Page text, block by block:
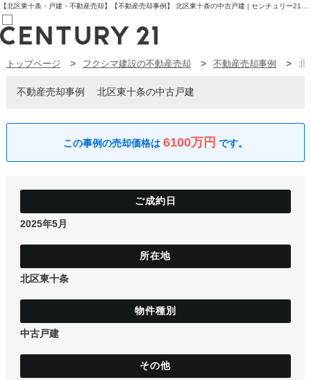
売買部
賃貸部
お気に入り物件一覧
物件を探す
条件から探す
学区から探す
住宅ローン控除シミュレータ
新築戸建て
マンション
トップページ フクシマ建設の不動産売却 不動産売却事例 北
不動産売却事例 北区東十条の中古戸建
6100万円
2025年5月
北区東十条
中古戸建